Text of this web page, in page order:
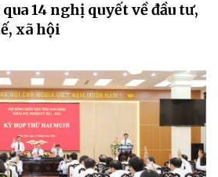
14 nghị quyết về đầu tư,
xã hội